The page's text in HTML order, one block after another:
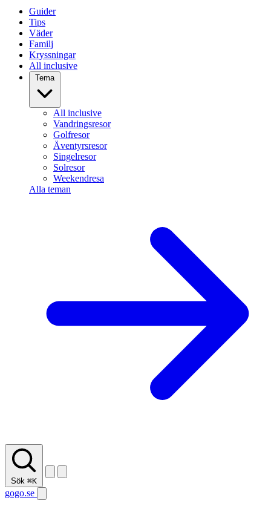
Guider
Tips
Väder
Familj
Kryssningar
All inclusive
Tema
All inclusive
Vandringsresor
Golfresor
Äventyrsresor
Singelresor
Solresor
Weekendresa
Alla teman
Sök ⌘K
gogo.se